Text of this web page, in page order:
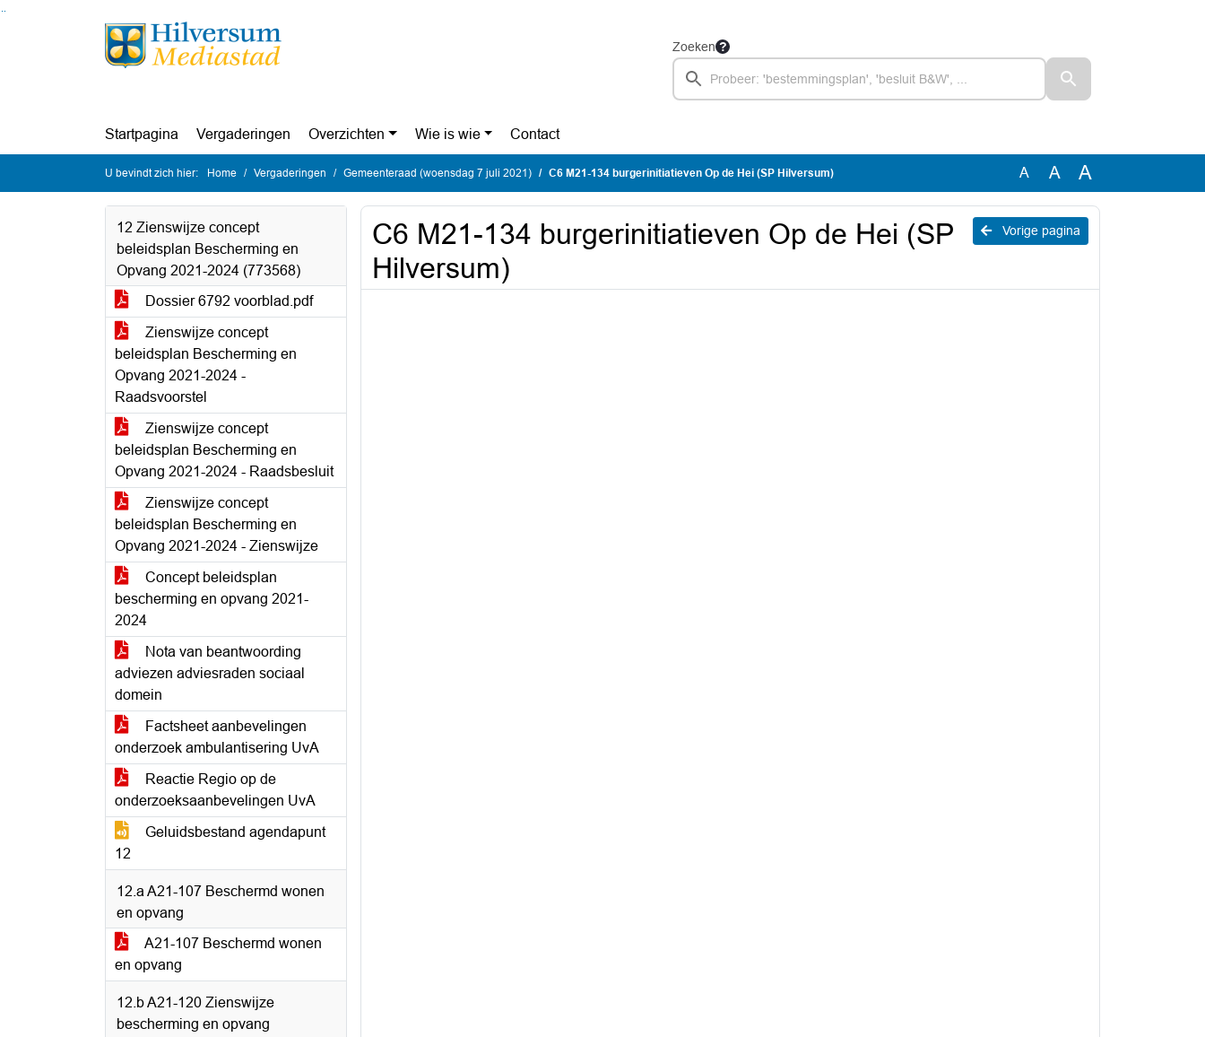
Ga naar de inhoud van deze pagina
Ga naar het zoeken
Ga naar het menu
Zoeken
Startpagina Vergaderingen Overzichten Wie is wie Contact
U bevindt zich hier: Home Vergaderingen Gemeenteraad (woensdag 7 juli 2021) C6 M21-134 burgerinitiatieven Op de Hei (SP Hilversum) A A A
12 Zienswijze concept
beleidsplan Bescherming en
Opvang 2021-2024 (773568)
Dossier 6792 voorblad.pdf
Zienswijze concept
beleidsplan Bescherming en
Opvang 2021-2024 -
Raadsvoorstel
Zienswijze concept
beleidsplan Bescherming en
Opvang 2021-2024 - Raadsbesluit
Zienswijze concept
beleidsplan Bescherming en
Opvang 2021-2024 - Zienswijze
Concept beleidsplan
bescherming en opvang 2021-
2024
Nota van beantwoording
adviezen adviesraden sociaal
domein
Factsheet aanbevelingen
onderzoek ambulantisering UvA
Reactie Regio op de
onderzoeksaanbevelingen UvA
Geluidsbestand agendapunt
12
12.a A21-107 Beschermd wonen
en opvang
A21-107 Beschermd wonen
en opvang
12.b A21-120 Zienswijze
bescherming en opvang
Vorige pagina
C6 M21-134 burgerinitiatieven Op de Hei (SP
Hilversum)